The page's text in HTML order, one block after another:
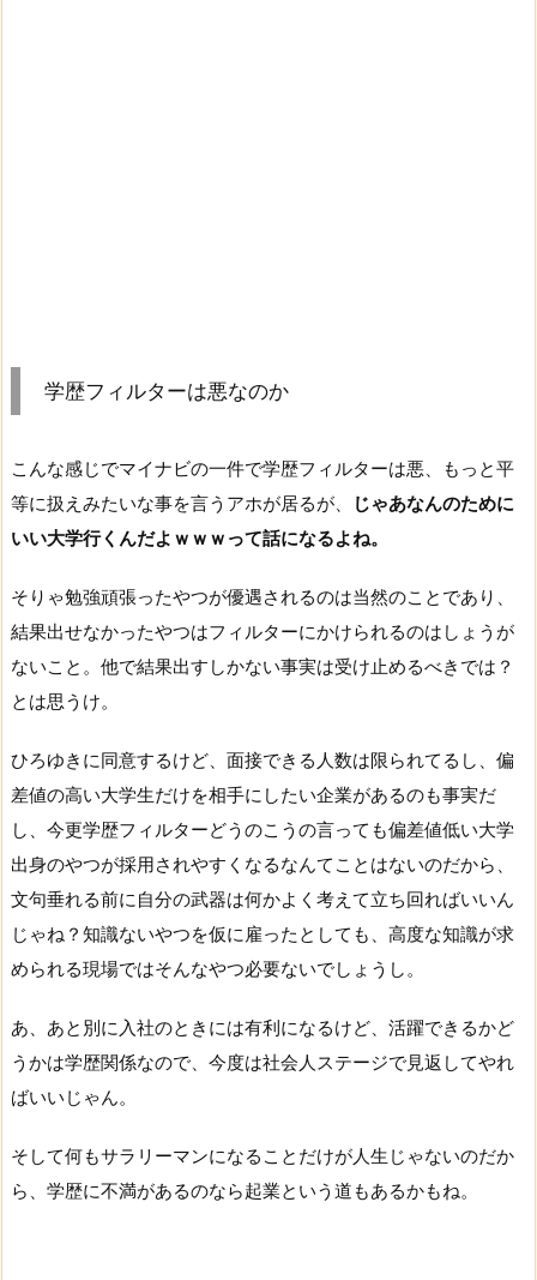
学歴フィルターは悪なのか
こんな感じでマイナビの一件で学歴フィルターは悪、もっと平
等に扱えみたいな事を言うアホが居るが、
じゃあなんのために
いい大学行くんだよｗｗｗって話になるよね。
そりゃ勉強頑張ったやつが優遇されるのは当然のことであり、
結果出せなかったやつはフィルターにかけられるのはしょうが
ないこと。他で結果出すしかない事実は受け止めるべきでは？
とは思うけ。
ひろゆきに同意するけど、面接できる人数は限られてるし、偏
差値の高い大学生だけを相手にしたい企業があるのも事実だ
し、今更学歴フィルターどうのこうの言っても偏差値低い大学
出身のやつが採用されやすくなるなんてことはないのだから、
文句垂れる前に自分の武器は何かよく考えて立ち回ればいいん
じゃね？知識ないやつを仮に雇ったとしても、高度な知識が求
められる現場ではそんなやつ必要ないでしょうし。
あ、あと別に入社のときには有利になるけど、活躍できるかど
うかは学歴関係なので、今度は社会人ステージで見返してやれ
ばいいじゃん。
そして何もサラリーマンになることだけが人生じゃないのだか
ら、学歴に不満があるのなら起業という道もあるかもね。